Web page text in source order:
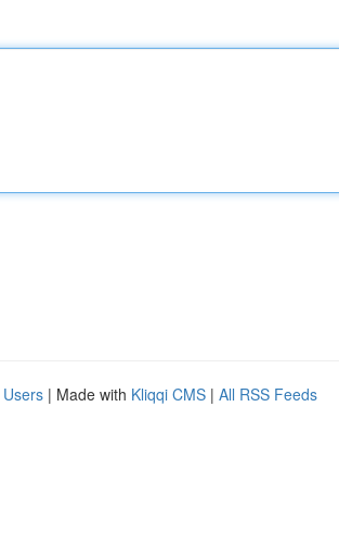
| Made with Kliqqi CMS | All RSS Feeds